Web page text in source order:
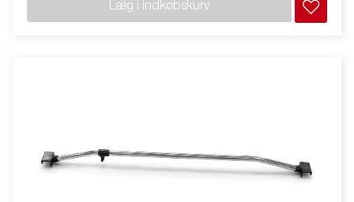
Læg i indkøbskurv